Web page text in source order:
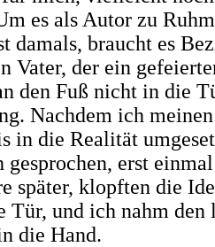
es als Autor zu
damals, braucht es
Vater, der ein
den Fuß nicht in die
Nachdem ich
in die Realität
erst
später, klopften die
Tür, und ich nahm den
die Hand.